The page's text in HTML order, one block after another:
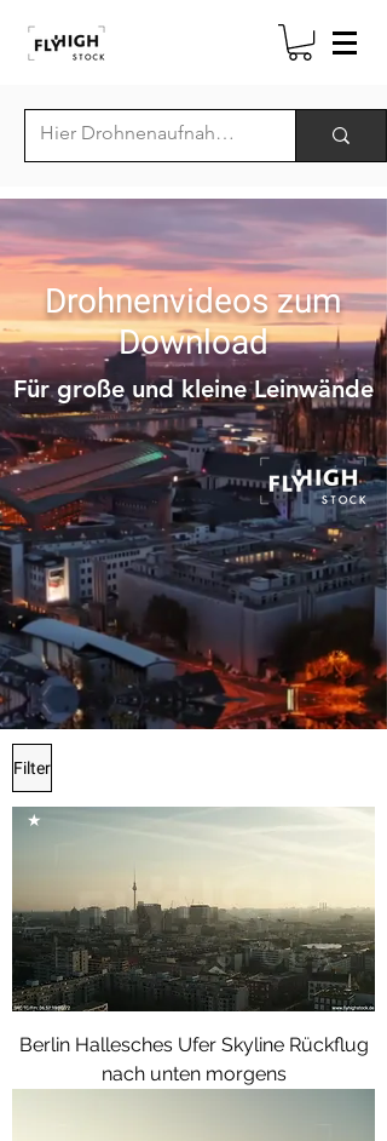
Drohnenvideos zum
Download
Für große und kleine Leinwände
Filter
★
Berlin Hallesches Ufer Skyline Rückflug
nach unten morgens